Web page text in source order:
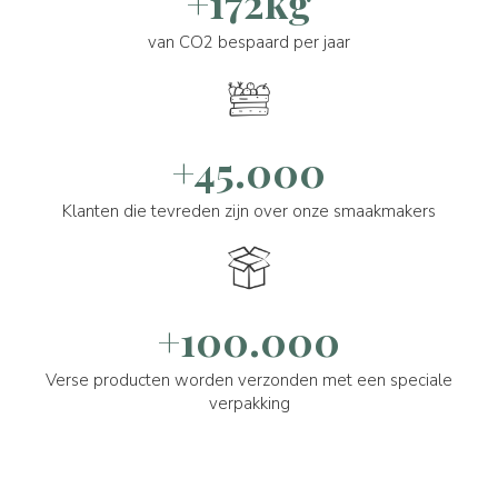
van CO2 bespaard per jaar
+45.000
Klanten die tevreden zijn over onze smaakmakers
+100.000
Verse producten worden verzonden met een speciale
verpakking